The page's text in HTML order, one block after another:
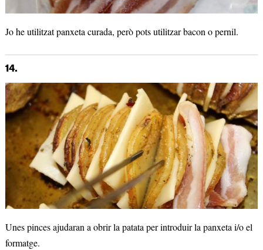
Jo he utilitzat panxeta curada, però pots utilitzar bacon o pernil.
14.
Unes pinces ajudaran a obrir la patata per introduir la panxeta i/o el
formatge.